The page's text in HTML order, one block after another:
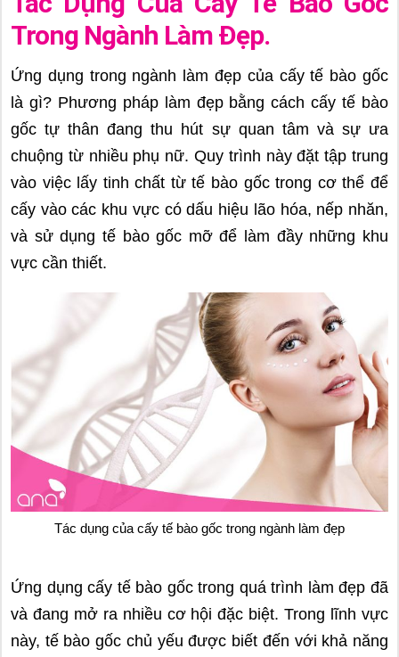
Trong Ngành Làm Đẹp.
Ứng dụng trong ngành làm đẹp của cấy tế bào gốc
là gì? Phương pháp làm đẹp bằng cách cấy tế bào
gốc tự thân đang thu hút sự quan tâm và sự ưa
chuộng từ nhiều phụ nữ. Quy trình này đặt tập trung
vào việc lấy tinh chất từ tế bào gốc trong cơ thể để
cấy vào các khu vực có dấu hiệu lão hóa, nếp nhăn,
và sử dụng tế bào gốc mỡ để làm đầy những khu
vực cần thiết.
Tác dụng của cấy tế bào gốc trong ngành làm đẹp
Ứng dụng cấy tế bào gốc trong quá trình làm đẹp đã
và đang mở ra nhiều cơ hội đặc biệt. Trong lĩnh vực
này, tế bào gốc chủ yếu được biết đến với khả năng